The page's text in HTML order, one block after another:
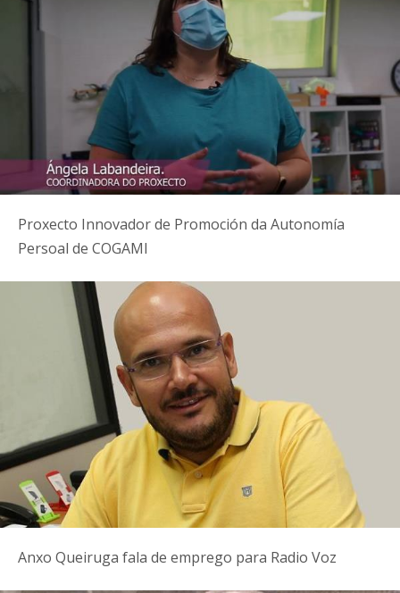
Proxecto Innovador de Promoción da Autonomía
Persoal de COGAMI
Anxo Queiruga fala de emprego para Radio Voz